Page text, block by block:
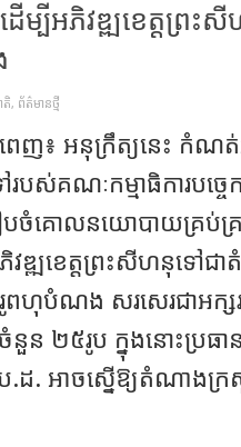
ើម្បីអភិវឌ្ឍខេត្តព្រ
តិ, ព័ត៌មានថ្មី
ពេញ៖ អនុក្រឹត្យនេះ កំណត់
របស់គណៈកម្មាធិការបច្ច
បចំគោលនយោបាយគ្រប់គ្រ
វឌ្ឍខេត្តព្រះសីហនុទៅជ
ពហុបំណង សរសេរជាអក្
នួន ២៥រូប ក្នុងនោះប្រធ
.ដ. អាចស្នើឱ្យតំណាងក្